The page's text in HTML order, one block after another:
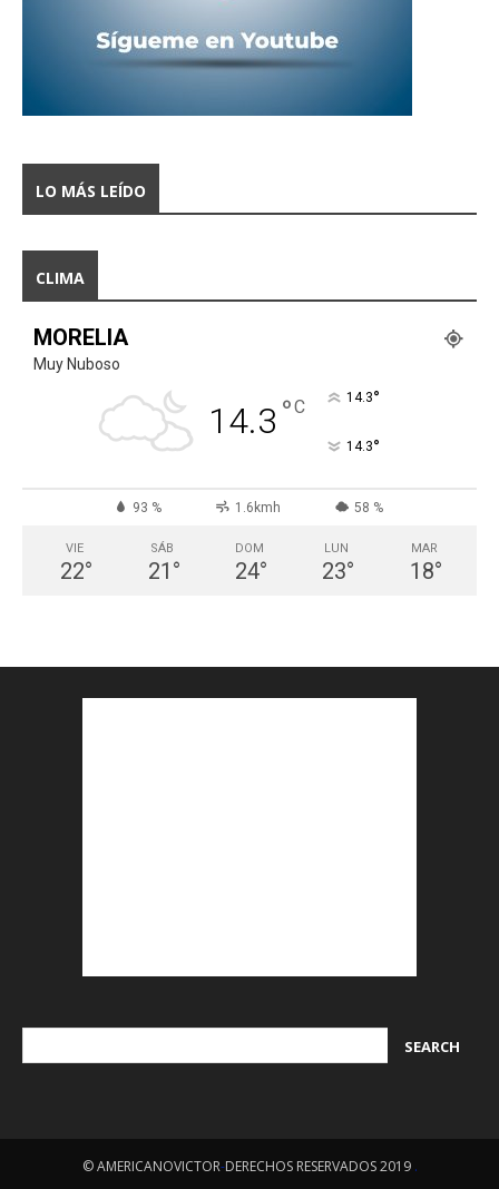
LO MÁS LEÍDO
CLIMA
MORELIA
Muy Nuboso
14.3 °C 14.3°
14.3°
93 % 1.6kmh 58 %
VIE
22°
SÁB
21 °
DOM
24°
LUN
23°
MAR
18°
© AMERICANOVICTOR-DERECHOS RESERVADOS 2019 .